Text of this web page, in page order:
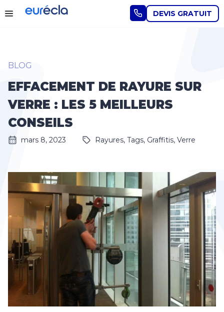
DEVIS GRATUIT
BLOG
EFFACEMENT DE RAYURE SUR
VERRE : LES 5 MEILLEURS
CONSEILS
mars 8, 2023 Rayures, Tags, Graffitis, Verre